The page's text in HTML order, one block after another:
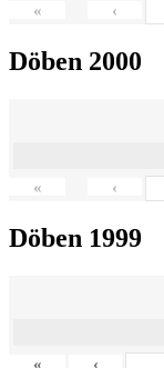
« ‹
Döben 2000
« ‹
Döben 1999
« ‹